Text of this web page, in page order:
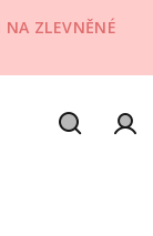
ZLEVNĚNÉ